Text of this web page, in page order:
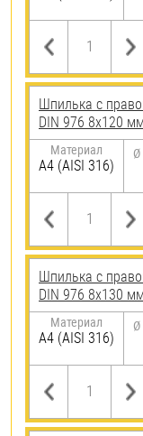
Шпилька с
DIN 976 8х120
Материал
A4 (AISI 316)
Ø
Шпилька с
DIN 976 8х130
Материал
A4 (AISI 316)
Ø